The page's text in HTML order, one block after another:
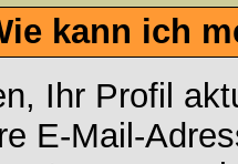
kann ich
Ihr Profil
E-Mail-